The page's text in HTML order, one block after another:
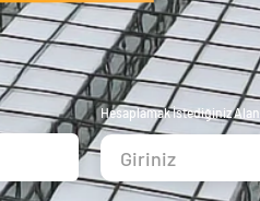
Hesaplamak İstediğiniz Alan